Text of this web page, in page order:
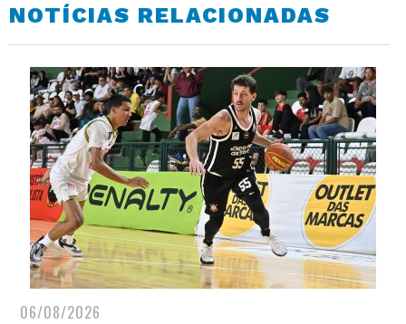
NOTÍCIAS RELACIONADAS
06/08/2026